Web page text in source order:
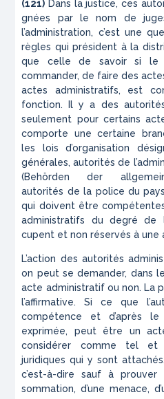
(121) Dans la justice, ces
gnées par le nom de
l’administration, c’est une
règles qui président à la
que celle de savoir si le
commander, de faire des
actes administratifs, est
fonction. Il y a des
seulement pour certains
comporte une certaine
les lois d’organisation
générales, autorités de
(Behörden der
autorités de la police du
qui doivent être
administratifs du degré de
cupent et non réservés à une
L’action des autorités
on peut se demander, dans le
acte administratif ou non. La
l’affirmative. Si ce que
compétence et d’après
exprimée, peut être un
considérer comme tel
juridiques qui y sont
c’est-à-dire sauf à prouver
sommation, d’une menace,